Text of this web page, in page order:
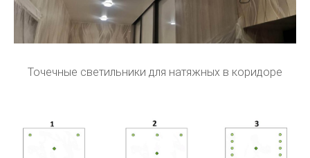
Точечные светильники для натяжных в коридоре